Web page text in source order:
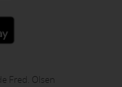
Fred. Olsen